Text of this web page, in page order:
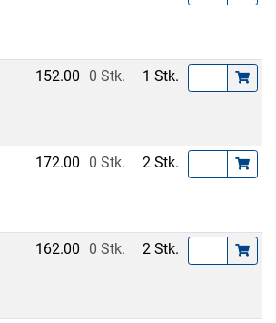
152.00 0 Stk. 1 Stk.
172.00 0 Stk. 2 Stk.
162.00 0 Stk. 2 Stk.